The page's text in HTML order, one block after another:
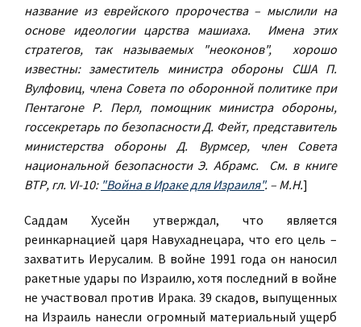
название из еврейского пророчества – мыслили на
основе идеологии царства машиаха. Имена этих
стратегов, так называемых "неоконов", хорошо
известны: заместитель министра обороны США П.
Вулфовиц, члена Совета по оборонной политике при
Пентагоне Р. Перл, помощник министра обороны,
госсекретарь по безопасности Д. Фейт, представитель
министерства обороны Д. Вурмсер, член Совета
национальной безопасности Э. Абрамс. См. в книге
ВТР, гл. VI-10: "Война в Ираке для Израиля". – М.Н.]
Саддам Хусейн утверждал, что является
реинкарнацией царя Навухаднецара, что его цель –
захватить Иерусалим. В войне 1991 года он наносил
ракетные удары по Израилю, хотя последний в войне
не участвовал против Ирака. 39 скадов, выпущенных
на Израиль нанесли огромный материальный ущерб